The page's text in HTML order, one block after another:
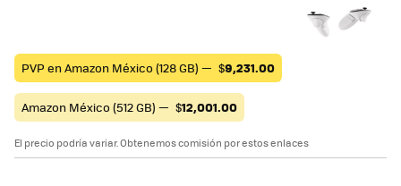
PVP en Amazon México (128 GB) — $9,231.00
Amazon México (512 GB) — $12,001.00
El precio podría variar. Obtenemos comisión por estos enlaces